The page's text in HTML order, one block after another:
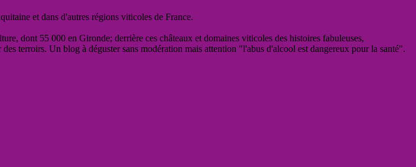
et dans d'autres régions viticoles de France.
dont 55 000 en Gironde; derrière ces châteaux et domaines viticoles des histoires fabuleuses,
terroirs. Un blog à déguster sans modération mais attention "l'abus d'alcool est dangereux pour la santé".